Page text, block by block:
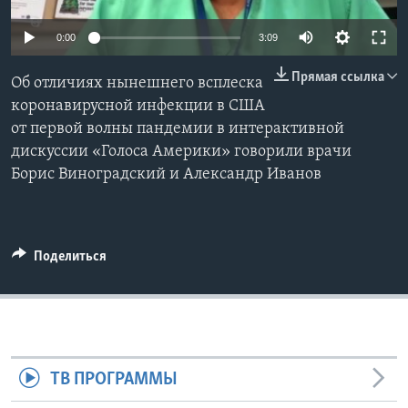
Learning English
СОЦИАЛЬНЫЕ СЕТИ
Языки
0:00 3:09
Прямая ссылка
Об отличиях нынешнего всплеска
коронавирусной инфекции в США
от первой волны пандемии в интерактивной
дискуссии «Голоса Америки» говорили врачи
Борис Виноградский и Александр Иванов
Поделиться
ТВ ПРОГРАММЫ